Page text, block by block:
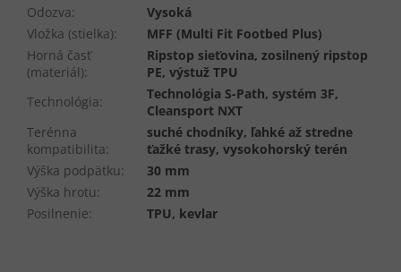
Odozva:
Vysoká
Vložka (stielka):
MFF (Multi Fit Footbed Plus)
Horná časť
(materiál):
Ripstop sieťovina, zosilnený ripstop
PE, výstuž TPU
Technológia:
Technológia S-Path, systém 3F,
Cleansport NXT
Terénna
kompatibilita:
suché chodníky, ľahké až stredne
ťažké trasy, vysokohorský terén
Výška podpätku:
30 mm
Výška hrotu:
22 mm
Posilnenie: TPU, kevlar